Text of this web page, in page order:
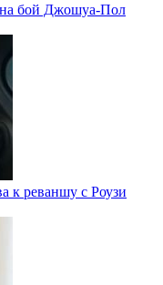
на бой Джошуа-Пол
к реваншу с Роузи